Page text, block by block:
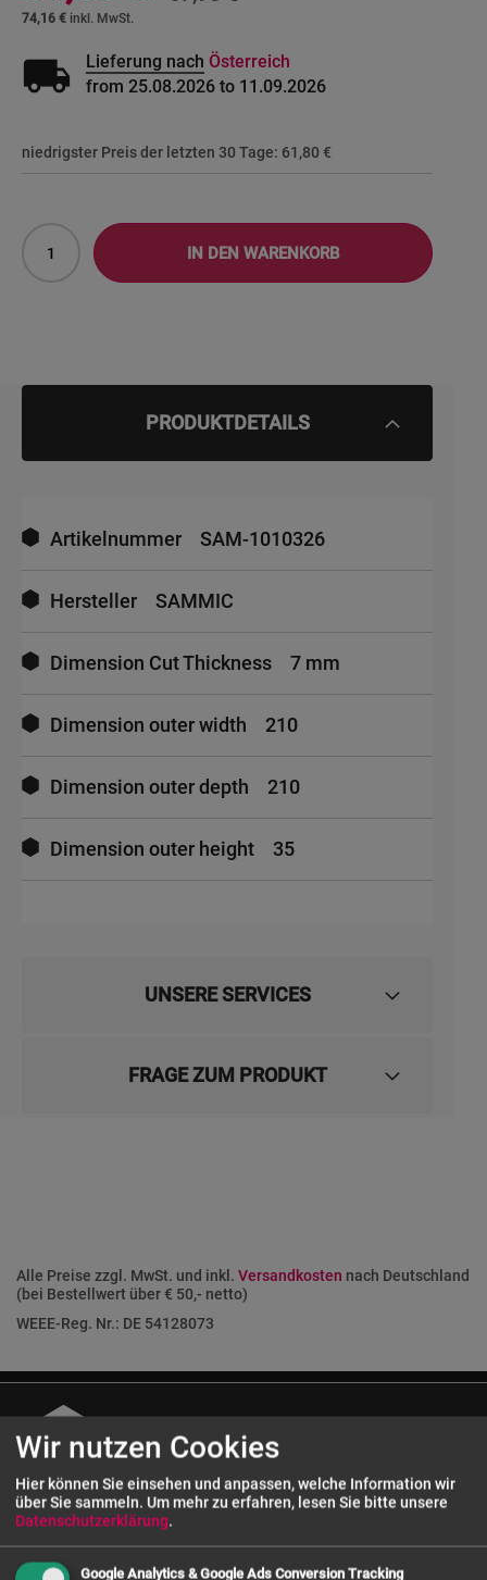
74,16 €
local_shipping Lieferung nach Österreich
from 25.08.2026 to 11.09.2026
niedrigster Preis der letzten 30 Tage: 61,80 €
IN DEN WARENKORB
PRODUKTDETAILS
Informationen
Artikelnummer SAM-1010326
Hersteller SAMMIC
Dimension Cut Thickness 7 mm
Dimension outer width 210
Dimension outer depth 210
Dimension outer height 35
UNSERE SERVICES
FRAGE ZUM PRODUKT
Alle Preise zzgl. MwSt. und inkl. Versandkosten nach Deutschland
(bei Bestellwert über € 50,- netto)
WEEE-Reg. Nr.: DE 54128073
Kundenservice
Wir nutzen Cookies
Hier können Sie einsehen und anpassen, welche Information wir
über Sie sammeln. Um mehr zu erfahren, lesen Sie bitte unsere
Datenschutzerklärung.
Google Analytics & Google Ads Conversion Tracking